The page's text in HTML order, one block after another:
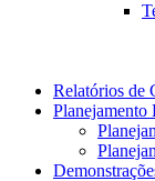
Relatórios de
Planejamento